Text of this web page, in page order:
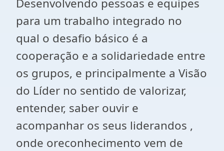
Desenvolvendo pessoas e equipes
para um trabalho integrado no
qual o desafio básico é a
cooperação e a solidariedade entre
os grupos, e principalmente a Visão
do Líder no sentido de valorizar,
entender, saber ouvir e
acompanhar os seus liderandos ,
onde oreconhecimento vem de